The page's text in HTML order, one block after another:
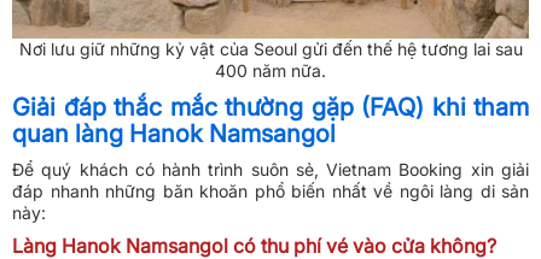
Nơi lưu giữ những kỷ vật của Seoul gửi đến thế hệ tương lai sau
400 năm nữa.
Giải đáp thắc mắc thường gặp (FAQ) khi tham
quan làng Hanok Namsangol
Để quý khách có hành trình suôn sẻ, Vietnam Booking xin giải
đáp nhanh những băn khoăn phổ biến nhất về ngôi làng di sản
này:
Làng Hanok Namsangol có thu phí vé vào cửa không?